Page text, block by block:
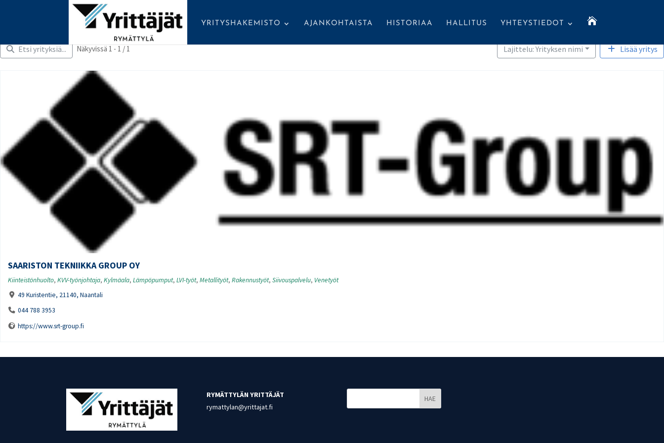
YRITYSHAKEMISTO AJANKOHTAISTA HISTORIAA HALLITUS YHTEYSTIEDOT 
Etsi yrityksiä... Näkyvissä 1 - 1 / 1 Lajittelu: Yrityksen nimi Lisää yritys
SAARISTON TEKNIIKKA GROUP OY
Kiinteistönhuolto, KVV-työnjohtaja, Kylmäala, Lämpöpumput, LVI-työt, Metallityöt, Rakennustyöt, Siivouspalvelu, Venetyöt
49 Kuristentie, 21140, Naantali
044 788 3953
https://www.srt-group.fi
RYMÄTTYLÄN YRITTÄJÄT
rymattylan@yrittajat.fi
HAE